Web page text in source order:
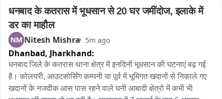
पुलिस अधीक्षक ने स्वय मोटरसाइकिल चलाकर किया।
वी ओ 1 रैली में पुलिस बल के साथ-साथ विभिन्न विद्यालयों के छात्र-
छात्राओं ने हाथों में तिरंगा लेकर उत्साहपूर्वक सहभागिता की। "भारत माता
की जय", "वंदे मातरम्" एवं "हर घर तिरंगा" के गगनभेदी नारों से पूरा वातावरण
राष्ट्रभक्ति से भरा हुआ था...रैली मुख्य मार्गो से होते हुई गुजरी...रैली के
दौरान शहर के प्रमुख चौराहों एवं मार्गों पर स्थानीय नागरिकों, व्यापारियों,
सामाजिक संगठनों एवं गणमान्य नागरिकों द्वारा पुलिस वाहन रैली का पुष्पवर्षा
धनबाद के कतरास में भूधसान से 20 घर जमींदोज, इलाके में
डर का माहौल
NM Nitesh Mishra 5m ago
Dhanbad, Jharkhand:
धनबाद जिले के कतरास थाना क्षेत्र में इनदिनों भूधसान की घटनाएं बढ़ गई
है। कोलयरी, आउटसोर्सिंग कम्पनी या पूर्व में भूमिगत खदानों से निकाले गए
खदानों के नजदीक आस पास रहने वाले घनी आबादी क्षेत्रो में कभी भी